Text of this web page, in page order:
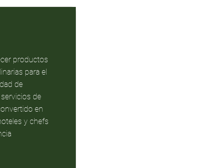
productos
para el
de
de
en
y chefs